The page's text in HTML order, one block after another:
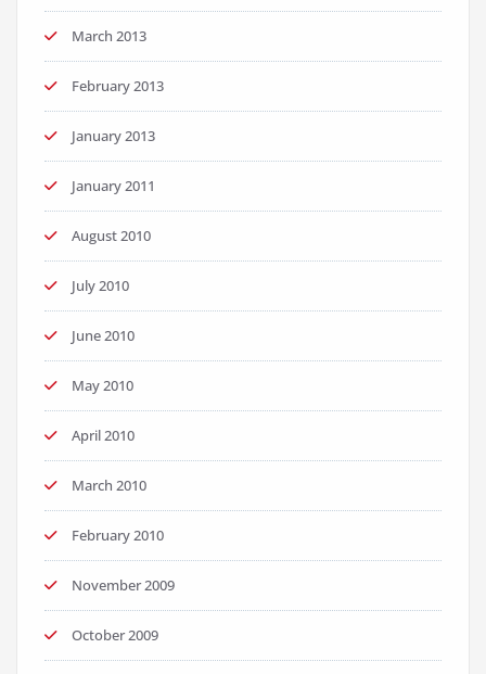
March 2013
February 2013
January 2013
January 2011
August 2010
July 2010
June 2010
May 2010
April 2010
March 2010
February 2010
November 2009
October 2009